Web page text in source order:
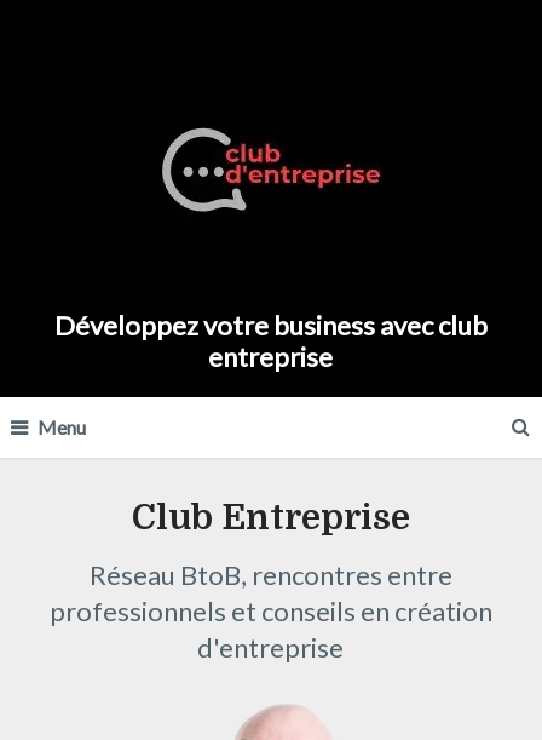
Développez votre business avec club
entreprise
Menu
Club Entreprise
Réseau BtoB, rencontres entre
professionnels et conseils en création
d'entreprise